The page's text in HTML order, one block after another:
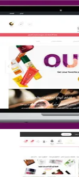
الشرقية